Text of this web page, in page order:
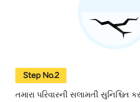
Step No.2
તમારા પરિવારની સલામતી સુનિશ્ચિત